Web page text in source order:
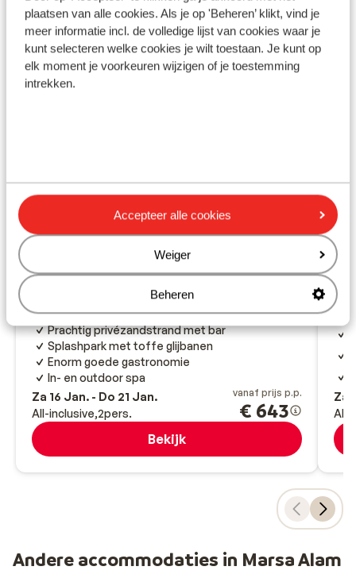
plaatsen van alle cookies. Als je op 'Beheren’ klikt, vind je
meer informatie incl. de volledige lijst van cookies waar je
kunt selecteren welke cookies je wilt toestaan. Je kunt op
elk moment je voorkeuren wijzigen of je toestemming
intrekken.
Accepteer alle cookies
Weiger
Beheren
Ook interessant voor jou
Hotel Pickalbatros Sea World -
Prachtig privézandstrand met bar
Splashpark met toffe glijbanen
Enorm goede gastronomie
In- en outdoor spa
Za 16 Jan. - Do 21 Jan.
All-inclusive 2pers.
vanaf prijs p.p.
€ 643
Bekijk
Za
All-
Andere accommodaties in Marsa Alam